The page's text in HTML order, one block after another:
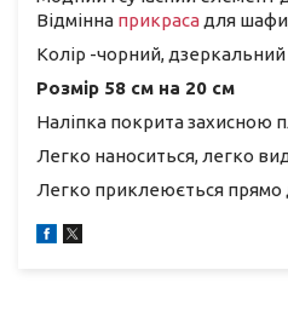
Відмінна прикраса для шафи,
Колір -чорний,
Розмір 58 см на 20 см
Наліпка покрита захисною
Легко наноситься, легко
Легко приклеюється прямо